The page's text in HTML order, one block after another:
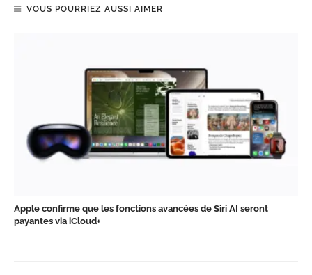
VOUS POURRIEZ AUSSI AIMER
Apple confirme que les fonctions avancées de Siri AI seront
payantes via iCloud+